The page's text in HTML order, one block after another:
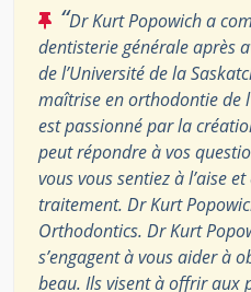
“Dr Kurt Popowich a
dentisterie générale après
de l’Université de la
maîtrise en orthodontie de
est passionné par la
peut répondre à vos
vous vous sentiez à l’aise
traitement. Dr Kurt
Orthodontics. Dr Kurt
s’engagent à vous aider à
beau. Ils visent à offrir aux